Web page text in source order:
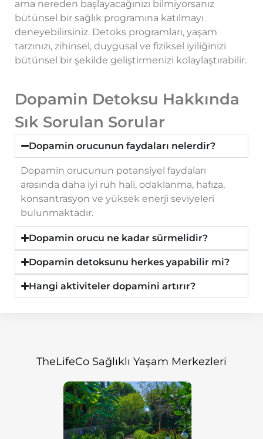
ama nereden başlayacağınızı bilmiyorsanız
bütünsel bir sağlık programına katılmayı
deneyebilirsiniz. Detoks programları, yaşam
tarzınızı, zihinsel, duygusal ve fiziksel iyiliğinizi
bütünsel bir şekilde geliştirmenizi kolaylaştırabilir.
Dopamin Detoksu Hakkında
Sık Sorulan Sorular
Dopamin orucunun faydaları nelerdir?
Dopamin orucunun potansiyel faydaları
arasında daha iyi ruh hali, odaklanma, hafıza,
konsantrasyon ve yüksek enerji seviyeleri
bulunmaktadır.
Dopamin orucu ne kadar sürmelidir?
Dopamin detoksunu herkes yapabilir mi?
Hangi aktiviteler dopamini artırır?
TheLifeCo Sağlıklı Yaşam Merkezleri